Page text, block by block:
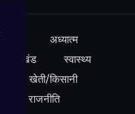
अध्यात्म
उत्तराखंड
स्वास्थ्य
खेती/किसानी
राजनीति